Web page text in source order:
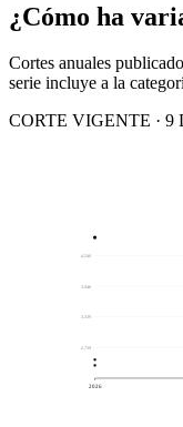
¿Cómo ha
Cortes anuales
serie incluye a la
CORTE VIGENTE · 9
2,739
3,339
3,940
4,540
2026